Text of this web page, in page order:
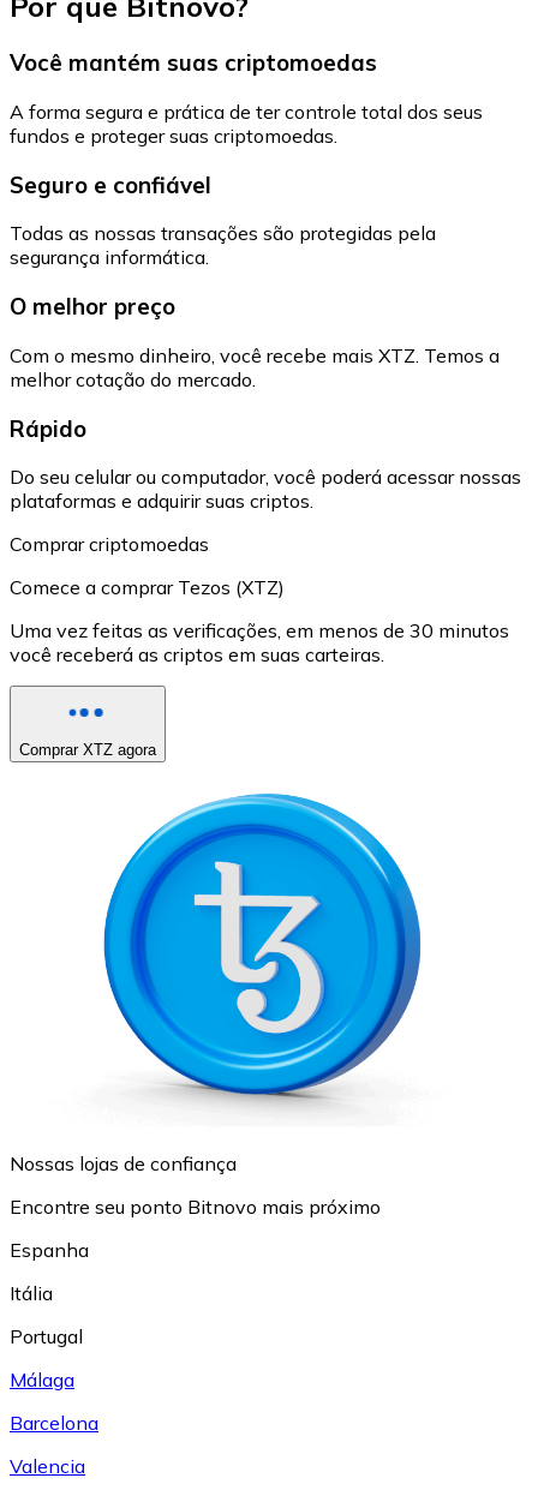
Você mantém suas criptomoedas
A forma segura e prática de ter controle total dos seus
fundos e proteger suas criptomoedas.
Seguro e confiável
Todas as nossas transações são protegidas pela
segurança informática.
O melhor preço
Com o mesmo dinheiro, você recebe mais XTZ. Temos a
melhor cotação do mercado.
Rápido
Do seu celular ou computador, você poderá acessar nossas
plataformas e adquirir suas criptos.
Comprar criptomoedas
Comece a comprar Tezos (XTZ)
Uma vez feitas as verificações, em menos de 30 minutos
você receberá as criptos em suas carteiras.
Comprar XTZ agora
Nossas lojas de confiança
Encontre seu ponto Bitnovo mais próximo
Espanha
Itália
Portugal
Málaga
Barcelona
Valencia